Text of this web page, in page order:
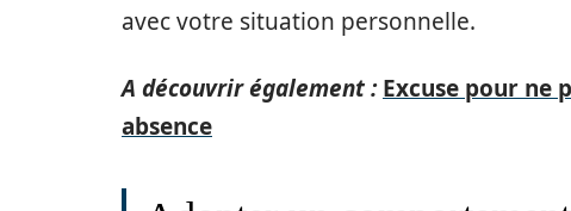
avec votre situation personnelle.
A découvrir également : Excuse pour ne
absence